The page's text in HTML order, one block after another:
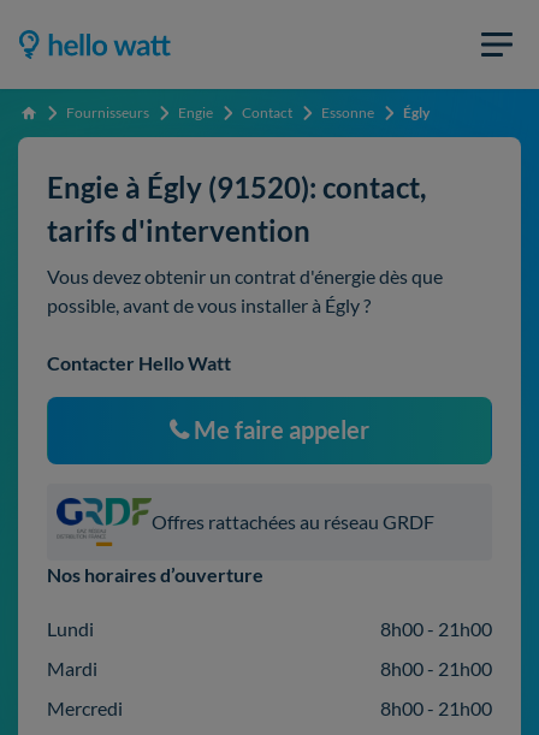
Accueil Fournisseurs Engie Contact Essonne Égly
Engie à Égly (91520): contact,
tarifs d'intervention
Vous devez obtenir un contrat d'énergie dès que
possible, avant de vous installer à Égly ?
Contacter Hello Watt
Me faire appeler
Offres rattachées au réseau GRDF
Nos horaires d’ouverture
Lundi
8h00 - 21h00
Mardi
8h00 - 21h00
Mercredi
8h00 - 21h00